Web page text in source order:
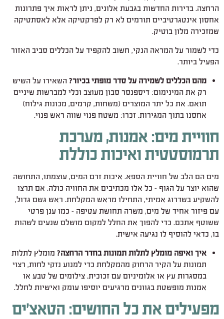
הרחצה. בדירות החדשות בגבעת אלונים, ניתן לראות איך פתרונות
אחסון אינטגרטיביים תורמים לא רק לפרקטיקה אלא לאסתטיקה
שמזכירה מלון בוטיק.
כדי לשמור על המראה הנקי, חשוב להקפיד על הכללים סביב האזור
הפעיל ביותר.
מהם הכללים לשמירה על סדר מופתי בכיור? השאירו על השיש
רק את המינימום: דיספנסר סבון מעוצב וכלי למברשות שיניים
תואם. את כל יתר המוצרים (משחות, קרמים, מכונות גילוח)
אחסנו בתוך המגירות. זכרו: משטח פנוי שווה ראש פנוי.
חוויית מים: אמנות, מערכת
תרמוסטטית ואיכות כוללת
מים הם הלב של חוויית הספא. איכות זרם המים, עוצמתו, התחושה
שהוא יוצר על הגוף – כל אלו מכתיבים את החוויה כולה. אם תרצו
להשקיע בשדרוג אמיתי, התחילו מראש המקלחת. ראש גשם גדול,
עם פיזור אחיד של מים, משרה תחושת עטיפה – כמו ענן פרטי
ששוטף אתכם. כדי להפוך את החלל למקום מושלם שנעים לשהות
בו, כדאי להוסיף לו נגיעה אישית.
איך ואיפה מומלץ לתלות תמונות בחדר הרחצה? מומלץ לתלות
תמונות על הקיר הרחוק מהמקלחת כדי למנוע נזקי לחות, רצוי
במסגרות עץ או אלומיניום עם זכוכית. צילומים של טבע או
אמנות מופשטת בגוונים מרגיעים יוסיפו עומק ואישיות לחלל.
מפעילים את כל החושים: הטאצ'ים